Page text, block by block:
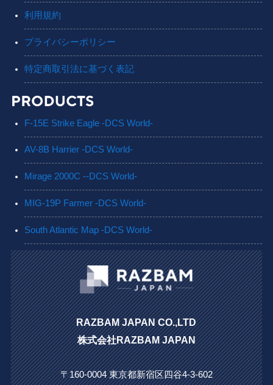
利用規約
プライバシーポリシー
特定商取引法に基づく表記
F-15E Strike Eagle -DCS World-
AV-8B Harrier -DCS World-
Mirage 2000C --DCS World-
MIG-19P Farmer -DCS World-
South Atlantic Map -DCS World-
RAZBAM JAPAN CO.,LTD
株式会社RAZBAM JAPAN
〒160-0004 東京都新宿区四谷4-3-602